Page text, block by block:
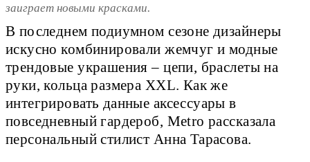
заиграет новыми красками.
В последнем подиумном сезоне дизайнеры
искусно комбинировали жемчуг и модные
трендовые украшения – цепи, браслеты на
руки, кольца размера XXL. Как же
интегрировать данные аксессуары в
повседневный гардероб, Metro рассказала
персональный стилист Анна Тарасова.